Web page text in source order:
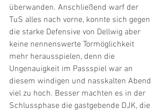
überwanden. Anschließend warf der
TuS alles nach vorne, konnte sich gegen
die starke Defensive von Dellwig aber
keine nennenswerte Tormöglichkeit
mehr herausspielen, denn die
Ungenauigkeit im Passspiel war an
diesem windigen und nasskalten Abend
viel zu hoch. Besser machten es in der
Schlussphase die gastgebende DJK, die